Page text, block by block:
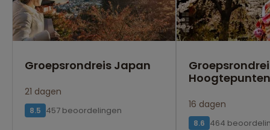
Groepsrondreis Japan
21 dagen
8.5 457 beoordelingen
Hoogtepunten
16 dagen
8.6 464